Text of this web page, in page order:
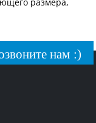
размера,
нам :)